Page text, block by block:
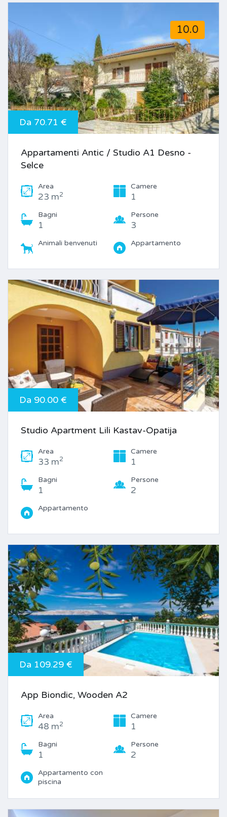
10.0
Da 70.71 €
Appartamenti Antic / Studio A1 Desno -
Selce
Area
23 m2
Camere
1
Bagni
1
Persone
3
Animali benvenuti Appartamento
Da 90.00 €
Studio Apartment Lili Kastav-Opatija
Area
33 m2
Camere
1
Bagni
1
Persone
2
Appartamento
Da 109.29 €
App Biondic, Wooden A2
Area
48 m2
Camere
1
Bagni
1
Persone
2
Appartamento con
piscina